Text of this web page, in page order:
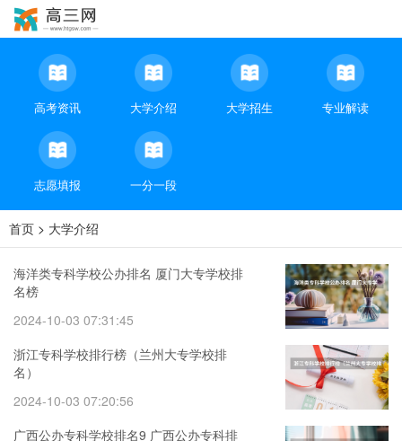
高考资讯 大学介绍 大学招生 专业解读
志愿填报 一分一段
首页 > 大学介绍
海洋类专科学校公办排名 厦门大专学校排
名榜
2024-10-03 07:31:45
浙江专科学校排行榜（兰州大专学校排
名）
2024-10-03 07:20:56
广西公办专科学校排名9 广西公办专科排